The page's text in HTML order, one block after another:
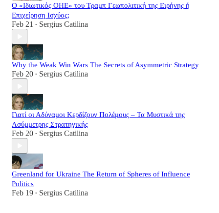
Ο «Ιδιωτικός ΟΗΕ» του Τραμπ Γεωπολιτική της Ειρήνης ή
Επιχείρηση Ισχύος;
Feb 21 • Sergius Catilina
Why the Weak Win Wars The Secrets of Asymmetric Strategy
Feb 20 • Sergius Catilina
Γιατί οι Αδύναμοι Κερδίζουν Πολέμους – Τα Μυστικά της
Ασύμμετρης Στρατηγικής
Feb 20 • Sergius Catilina
Greenland for Ukraine The Return of Spheres of Influence
Politics
Feb 19 • Sergius Catilina